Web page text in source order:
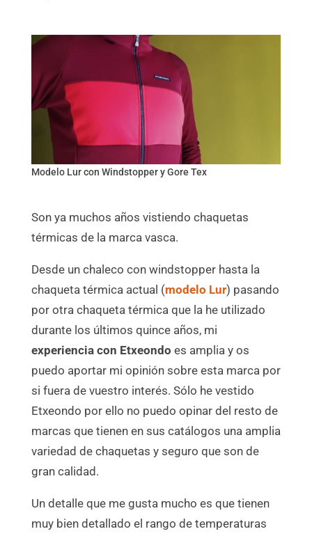
Modelo Lur con Windstopper y Gore Tex
Son ya muchos años vistiendo chaquetas
térmicas de la marca vasca.
Desde un chaleco con windstopper hasta la
chaqueta térmica actual (modelo Lur) pasando
por otra chaqueta térmica que la he utilizado
durante los últimos quince años, mi
experiencia con Etxeondo es amplia y os
puedo aportar mi opinión sobre esta marca por
si fuera de vuestro interés. Sólo he vestido
Etxeondo por ello no puedo opinar del resto de
marcas que tienen en sus catálogos una amplia
variedad de chaquetas y seguro que son de
gran calidad.
Un detalle que me gusta mucho es que tienen
muy bien detallado el rango de temperaturas